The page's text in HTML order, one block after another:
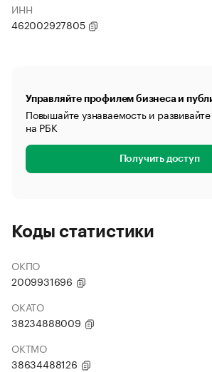
ИНН
462002927805
Управляйте профилем бизнеса и
Повышайте узнаваемость и
на РБК
Получить доступ
Коды статистики
ОКПО
2009931696
ОКАТО
38234888009
ОКТМО
38634488126